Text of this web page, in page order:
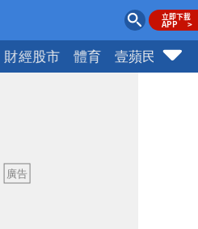
財經股市 體育 壹蘋民調
人！模特經紀人＋員工遭